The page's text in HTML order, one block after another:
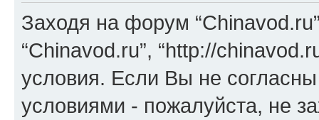
Заходя на форум
“Chinavod.ru”, “http://
условия. Если Вы не
условиями - пожалуйста, не